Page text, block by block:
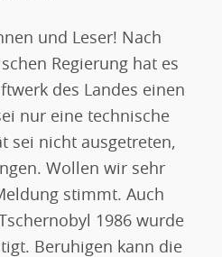
und Leser! Nach
Regierung hat es
des Landes einen
nur eine technische
sei nicht ausgetreten,
Wollen wir sehr
stimmt. Auch
1986 wurde
Beruhigen kann die